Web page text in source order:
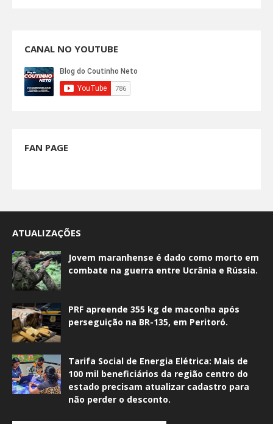
CANAL NO YOUTUBE
FAN PAGE
ATUALIZAÇÕES
Jovem maranhense é dado como morto em
combate na guerra entre Ucrânia e Rússia.
PRF apreende 355 kg de maconha após
perseguição na BR-135, em Peritoró.
Tarifa Social de Energia Elétrica: Mais de
100 mil beneficiários da região centro do
estado precisam atualizar cadastro para
não perder o desconto.